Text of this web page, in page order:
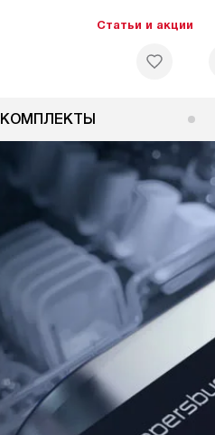
Статьи и акции
КОМПЛЕКТЫ